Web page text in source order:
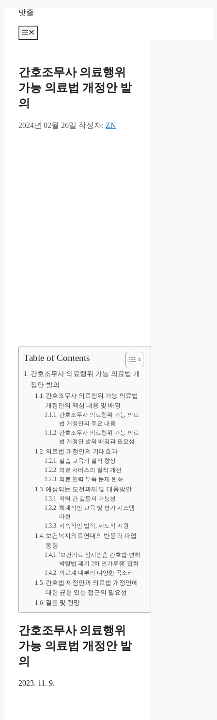
맛즐
메
뉴
간호조무사 의료행위
가능 의료법 개정안 발
의
2024년 02월 26일 작성자: ZN
Table of Contents
간호조무사 의료행위 가능 의료법 개
정안 발의
간호조무사 의료행위 가능 의료법
개정안의 핵심 내용 및 배경
간호조무사 의료행위 가능 의료
법 개정안의 주요 내용
간호조무사 의료행위 가능 의료
법 개정안 발의 배경과 필요성
의료법 개정안의 기대효과
실습 교육의 질적 향상
의료 서비스의 질적 개선
의료 인력 부족 문제 완화
예상되는 도전과제 및 대응방안
직역 간 갈등의 가능성
체계적인 교육 및 평가 시스템
마련
지속적인 법적, 제도적 지원
보건복지의료연대의 반응과 파업
동향
'보건의료 잠시멈춤 간호법·면허
박탈법 폐기 2차 연가투쟁' 집회
의료계 내부의 다양한 목소리
간호법 제정안과 의료법 개정안에
대한 균형 있는 접근의 필요성
결론 및 전망
간호조무사 의료행위
가능 의료법 개정안 발
의
2023. 11. 9.